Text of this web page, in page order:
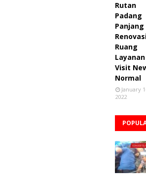
Rutan
Padang
Panjang
Ruang
Layanan
Visit
Normal
January
2022